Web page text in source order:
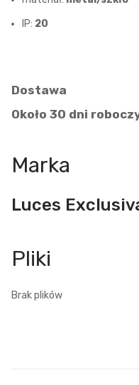
IP: 20
Dostawa
Około 30 dni
Marka
Luces
Brak plików